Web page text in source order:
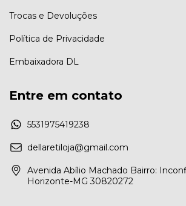
Trocas e Devoluções
Política de Privacidade
Embaixadora DL
Entre em contato
5531975419238
dellaretiloja@gmail.com
Avenida Abílio Machado Bairro:
Horizonte-MG 30820272